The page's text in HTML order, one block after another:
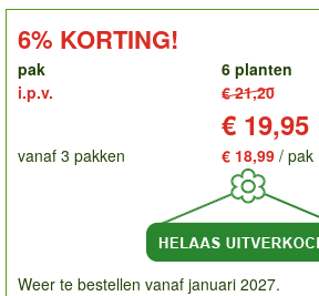
order
KORTING!:
6% KORTING!
pak
6 planten
i.p.v.
€ 21,20
€ 19,95
vanaf 3 pakken € 18,99 / pak
Weer te bestellen vanaf januari 2027.